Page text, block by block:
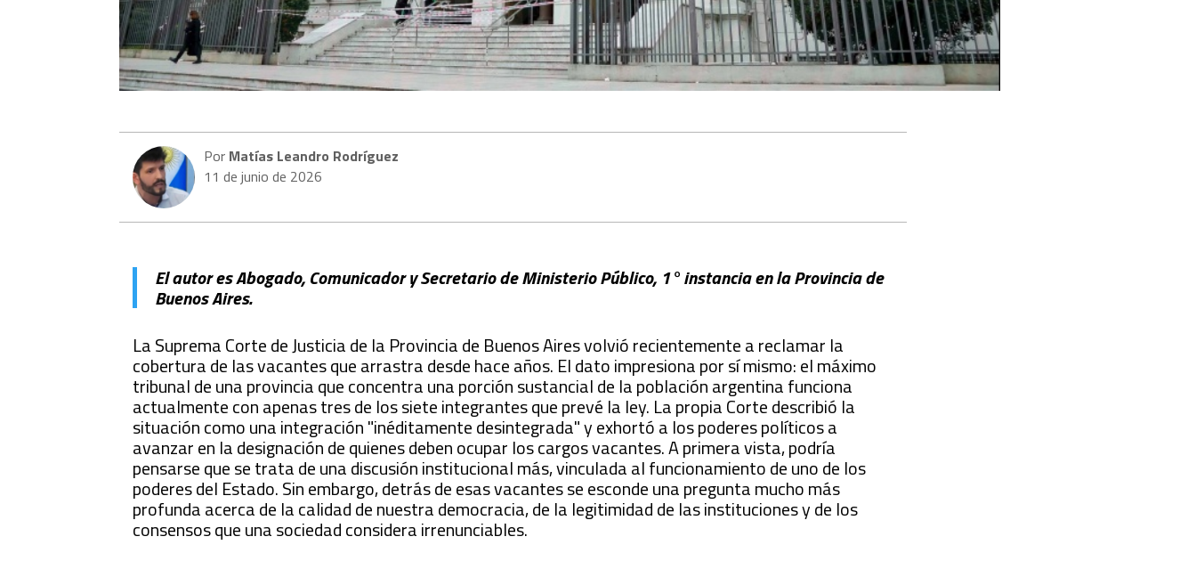
Por Matías Leandro Rodríguez
11 de junio de 2026
El autores Abogado, Comunicador y Secretario de Ministerio Público, 1° instancia en la Provincia de
Buenos Aires.
La Suprema Corte de Justicia de la Provincia de Buenos Aires volvió recientemente a reclamar la
cobertura de las vacantes que arrastra desde hace años. El dato impresiona por sí mismo: el máximo
tribunal de una provincia que concentra una porción sustancial de la población argentina funciona
actualmente con apenas tres de los siete integrantes que prevé la ley. La propia Corte describió la
situación como una integración "inéditamente desintegrada" y exhortó a los poderes políticos a
avanzar en la designación de quienes deben ocupar los cargos vacantes. A primera vista, podría
pensarse que se trata de una discusión institucional más, vinculada al funcionamiento de uno de los
poderes del Estado. Sin embargo, detrás de esas vacantes se esconde una pregunta mucho más
profunda acerca de la calidad de nuestra democracia, de la legitimidad de las instituciones y de los
consensos que una sociedad considera irrenunciables.